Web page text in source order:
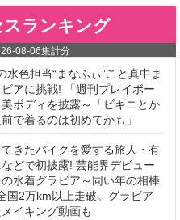
ランキング
08-06集計分
水色担当“まなふぃ”こと真中ま
アに挑戦! 「週刊プレイボー
ボディを披露～「ビキニとか
で着るのは初めてかも」
きたバイクを愛する旅人・有
どで初披露! 芸能界デビュー
水着グラビア～同い年の相棒
国2万km以上走破。グラビア
イキング動画も